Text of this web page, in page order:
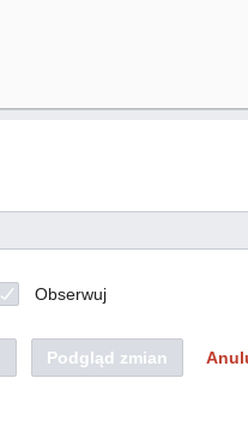
Obserwuj
Podgląd zmian